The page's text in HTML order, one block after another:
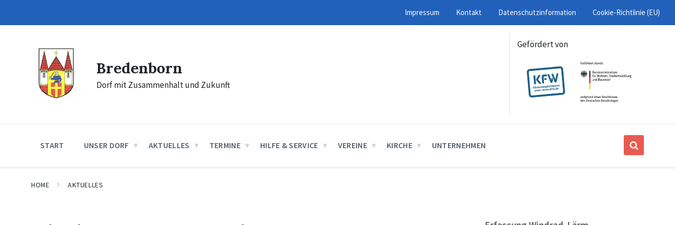
content
main
footer
Impressum Kontakt Datenschutzinformation Cookie-Richtlinie (EU)
Bredenborn
Dorf mit Zusammenhalt und Zukunft
Gefördert von
START UNSER DORF AKTUELLES TERMINE HILFE & SERVICE VEREINE KIRCHE UNTERNEHMEN
HOME AKTUELLES